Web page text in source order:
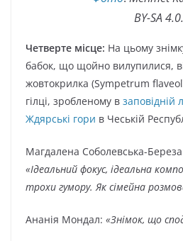
BY-SA 4.0.
Четверте місце: На цьому
бабок, що щойно вилупилися,
жовтокрилка (Sympetrum
гілці, зробленому в заповідній
Ждярські гори в Чеській
Магдалена Соболевська-
«Ідеальний фокус, ідеальна
трохи гумору. Як сімейна
Ананія Мондал: «Знімок, що